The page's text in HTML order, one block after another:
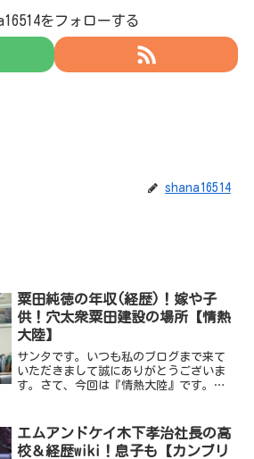
をフォローする
shana16514
粟田純徳の年収(経歴)！嫁や子
供！穴太衆粟田建設の場所【情熱
大陸】
サンタです。いつも私のブログまで来て
いただきまして誠にありがとうございま
す。さて、今回は『情熱大陸』です。今
代目の代表粟田純徳さんです。いったい
どんな方なんでしょうね...
エムアンドケイ木下孝治社長の高
校＆経歴wiki！息子も【カンブリ